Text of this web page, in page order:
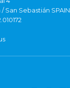
San Sebastián SPAIN